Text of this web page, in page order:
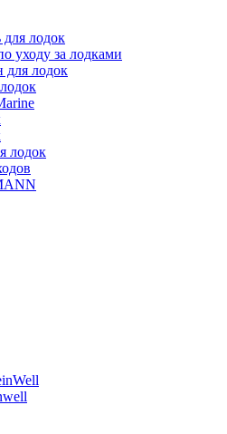
лодок
уходу за лодками
для лодок
лодок